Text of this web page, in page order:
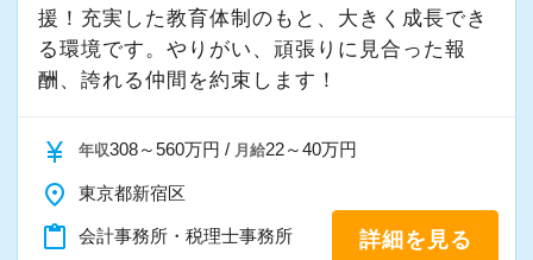
援！充実した教育体制のもと、大きく成長でき
る環境です。やりがい、頑張りに見合った報
酬、誇れる仲間を約束します！
currency_yen 年収308～560万円 / 月給22～40万円
place 東京都新宿区
content_paste 会計事務所・税理士事務所 詳細を見る